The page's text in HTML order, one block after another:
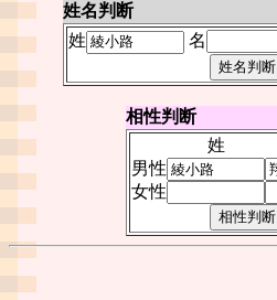
姓名判断
姓
名
相性判断
姓
男性
女性